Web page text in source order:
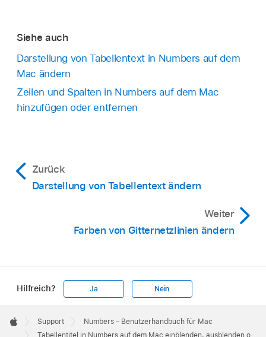
„Tabelle“.
Wähle einen Umrandungsstil aus und wähle
dann das Markierungsfeld „Tabellentitel mit
Rahmen“.
Siehe auch
Darstellung von Tabellentext in Numbers auf dem
Mac ändern
Zeilen und Spalten in Numbers auf dem Mac
hinzufügen oder entfernen
Zurück
Darstellung von Tabellentext ändern
Weiter
Farben von Gitternetzlinien ändern
Hilfreich? Ja Nein
Footer

Apple
Support
Numbers – Benutzerhandbuch für Mac
Tabellentitel in Numbers auf dem Mac einblenden, ausblenden oder bearbeiten